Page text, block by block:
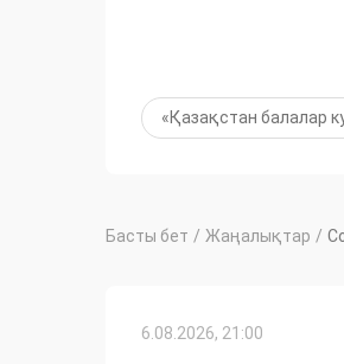
«Қазақстан балалар
Басты бет / Жаңалықтар /
6.08.2026, 21:00